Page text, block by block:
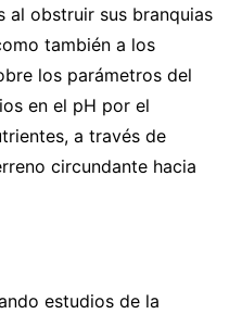
al obstruir sus branquias
también a los
los parámetros del
en el pH por el
a través de
circundante hacia
estudios de la